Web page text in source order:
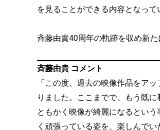
を見ることができる内容となって
斉藤由貴40周年の軌跡を収め新
斉藤由貴 コメント
「この度、過去の映像作品をア
りました。ここまでで、もう既
ともかく映像が綺麗になるとい
く頑張っている姿を、楽しんで